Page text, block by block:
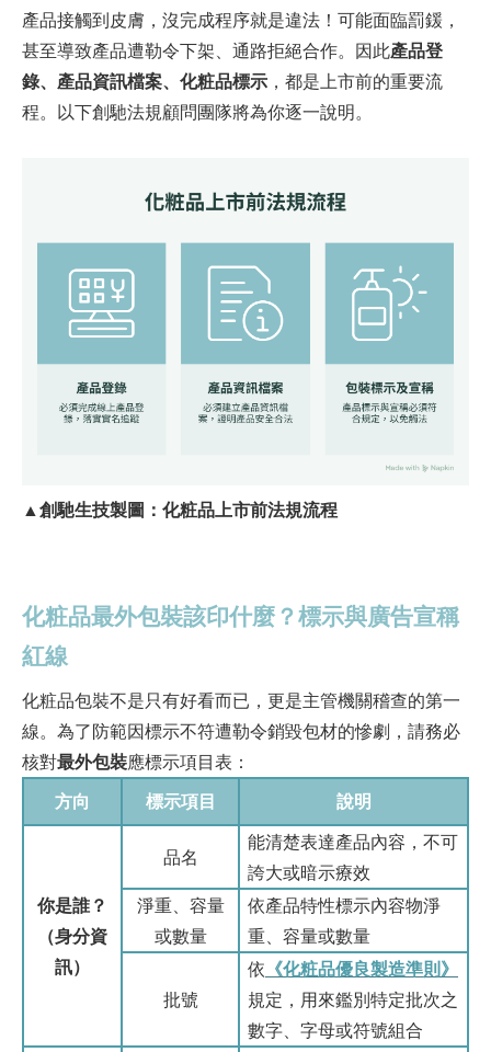
產品接觸到皮膚，沒完成程序就是違法！可能面臨罰鍰，
甚至導致產品遭勒令下架、通路拒絕合作。因此產品登
錄、產品資訊檔案、化粧品標示 ，都是上市前的重要流
程。以下創馳法規顧問團隊將為你逐一說明。
▲創馳生技製圖：化粧品上市前法規流程
化粧品最外包裝該印什麼？標示與廣告宣稱
紅線
化粧品包裝不是只有好看而已，更是主管機關稽查的第一
線。為了防範因標示不符遭勒令銷毀包材的慘劇，請務必
核對最外包裝應標示項目表：
方向 標示項目 說明
你是誰？
（身分資
訊）
品名
能清楚表達產品內容，不可
誇大或暗示療效
淨重、容量
或數量
依產品特性標示內容物淨
重、容量或數量
批號
依 《化粧品優良製造準則》
規定，用來鑑別特定批次之
數字、字母或符號組合